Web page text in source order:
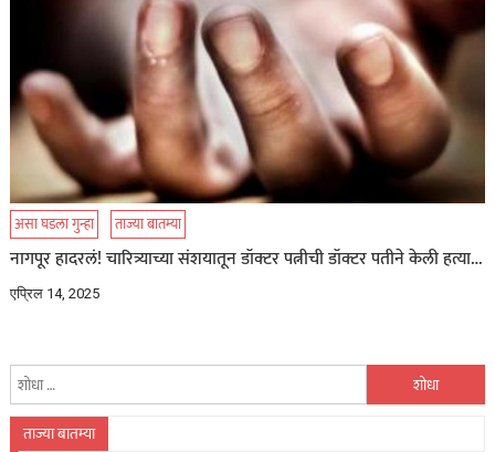
असा घडला गुन्हा ताज्या बातम्या
नागपूर हादरलं! चारित्र्याच्या संशयातून डॉक्टर पत्नीची डॉक्टर पतीने केली हत्या…
एप्रिल 14, 2025
शोध
ताज्या बातम्या